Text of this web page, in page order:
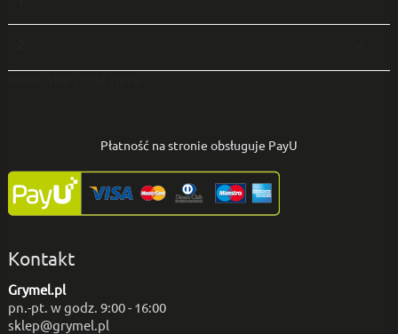
Płatność na stronie obsługuje PayU
Kontakt
Grymel.pl
pn.-pt. w godz. 9:00 - 16:00
sklep@grymel.pl